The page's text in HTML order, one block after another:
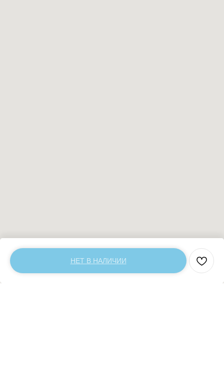
НЕТ В НАЛИЧИИ